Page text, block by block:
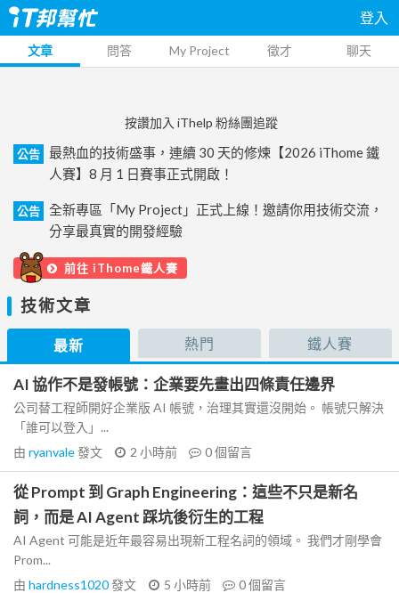
登入
文章 問答 My Project 徵才 聊天
按讚加入 iThelp 粉絲團追蹤
公告
最熱血的技術盛事，連續 30 天的修煉【2026 iThome 鐵
人賽】8 月 1 日賽事正式開啟！
公告
全新專區「My Project」正式上線！邀請你用技術交流，
分享最真實的開發經驗
前往 iThome鐵人賽
技術文章
最新 熱門 鐵人賽
AI 協作不是發帳號：企業要先畫出四條責任邊界
公司替工程師開好企業版 AI 帳號，治理其實還沒開始。 帳號只解決
「誰可以登入」...
由 ryanvale發文 2 小時前 0個留言
從 Prompt 到 Graph Engineering：這些不只是新名
詞，而是 AI Agent 踩坑後衍生的工程
AI Agent 可能是近年最容易出現新工程名詞的領域。 我們才剛學會
Prom...
由 hardness1020發文 5 小時前 0個留言